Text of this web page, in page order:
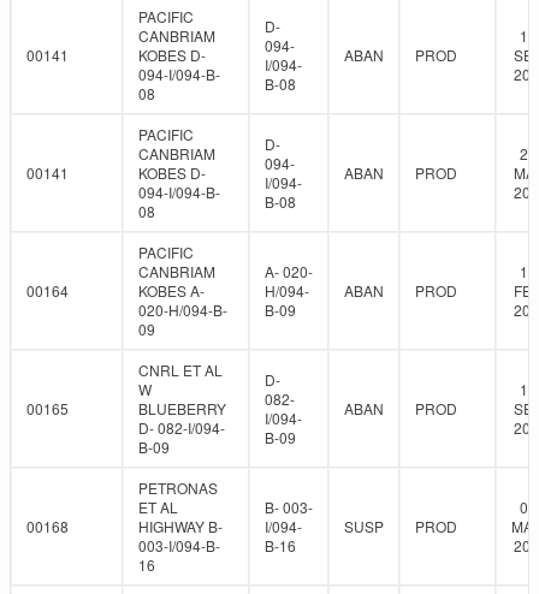
00141
PACIFIC
CANBRIAM
KOBES D-
094-I/094-B-
08
D-
094-
I/094-
B-08
ABAN PROD
00141
PACIFIC
CANBRIAM
KOBES D-
094-I/094-B-
08
D-
094-
I/094-
B-08
ABAN PROD
00164
PACIFIC
CANBRIAM
KOBES A-
020-H/094-B-
09
A- 020-
H/094-
B-09
ABAN PROD
00165
CNRL ET AL
W
BLUEBERRY
D- 082-I/094-
B-09
D-
082-
I/094-
B-09
ABAN PROD
00168
PETRONAS
ET AL
HIGHWAY B-
003-I/094-B-
16
B- 003-
I/094-
B-16
SUSP PROD